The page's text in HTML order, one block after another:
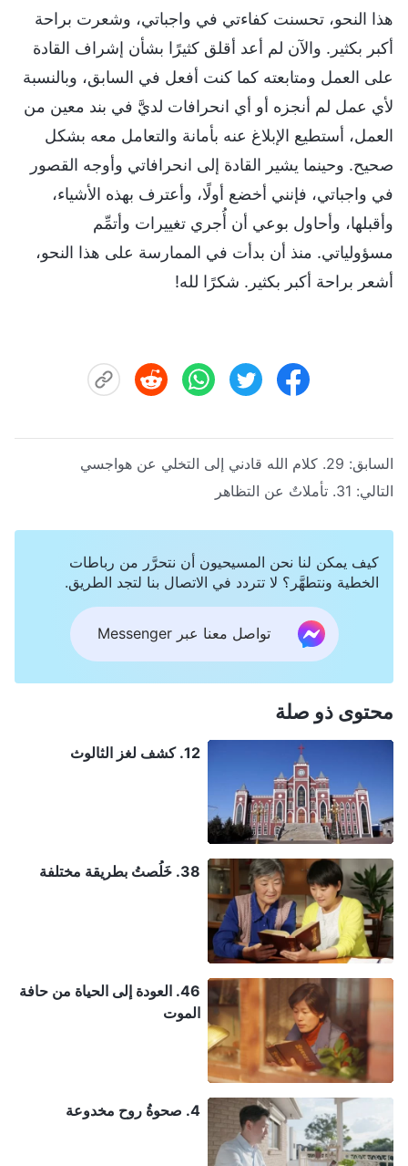
هذا النحو، تحسنت كفاءتي في واجباتي، وشعرت براحة
أكبر بكثير. والآن لم أعد أقلق كثيرًا بشأن إشراف القادة
على العمل ومتابعته كما كنت أفعل في السابق، وبالنسبة
لأي عمل لم أنجزه أو أي انحرافات لديَّ في بند معين من
العمل، أستطيع الإبلاغ عنه بأمانة والتعامل معه بشكل
صحيح. وحينما يشير القادة إلى انحرافاتي وأوجه القصور
في واجباتي، فإنني أخضع أولًا، وأعترف بهذه الأشياء،
وأقبلها، وأحاول بوعي أن أُجري تغييرات وأتمِّم
مسؤولياتي. منذ أن بدأت في الممارسة على هذا النحو،
أشعر براحة أكبر بكثير. شكرًا لله!
السابق: 29. كلام الله قادني إلى التخلي عن هواجسي
التالي: 31. تأملاتٌ عن التظاهر
كيف يمكن لنا نحن المسيحيون أن نتحرَّر من رباطات
الخطية ونتطهَّر؟ لا تتردد في الاتصال بنا لتجد الطريق.
تواصل معنا عبر Messenger
محتوى ذو صلة
12. كشف لغز الثالوث
38. خَلُصتُ بطريقة مختلفة
46. العودة إلى الحياة من حافة
الموت
4. صحوةُ روح مخدوعة